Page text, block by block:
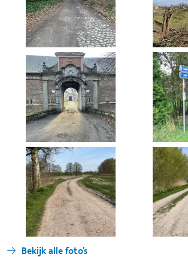
Bekijk alle foto's